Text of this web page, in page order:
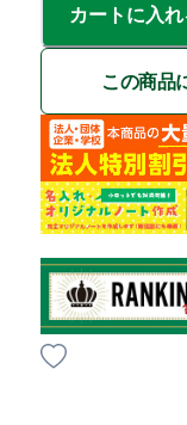
カートに入れ
この商品